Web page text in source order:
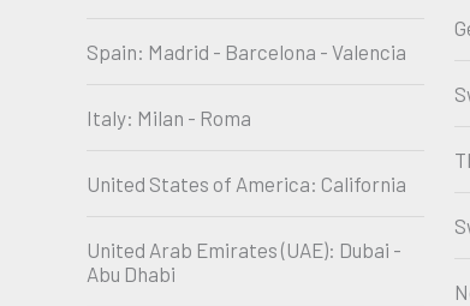
Spain: Madrid - Barcelona - Valencia
Italy: Milan - Roma
United States of America: California
United Arab Emirates (UAE): Dubai -
Abu Dhabi